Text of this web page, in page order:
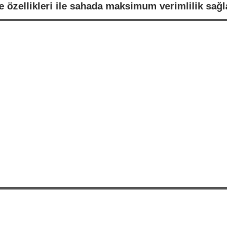
özellikleri ile sahada maksimum verimlilik